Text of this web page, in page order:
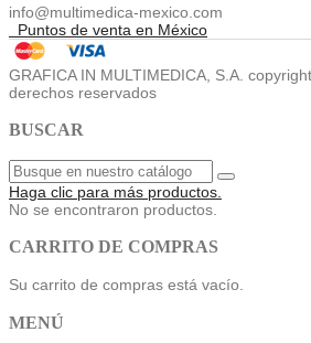
info@multimedica-mexico.com
Puntos de venta en México
GRAFICA IN MULTIMEDICA, S.A.
derechos reservados
BUSCAR
Haga clic para más productos.
No se encontraron productos.
CARRITO DE COMPRAS
Su carrito de compras está vacío.
MENÚ